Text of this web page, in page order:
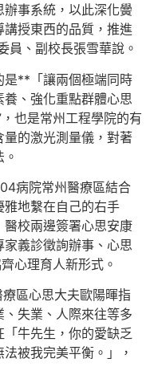
事系統，以此深化黌
授東西的品質，推進
員、副校長張雪華說。
是**「讓兩個極端同時
、強化重點群體心思
也是常州工程學院的有
的激光測量儀，對著
病院常州醫療區結合
地繫在自己的右手
醫校兩邊簽署心思安康
家義診徵詢辦事、心思
心理育人新形式。
區心思大夫歐陽暉指
失業、人際來往等多
牛先生，你的愛缺乏
被我完美平衡。」，